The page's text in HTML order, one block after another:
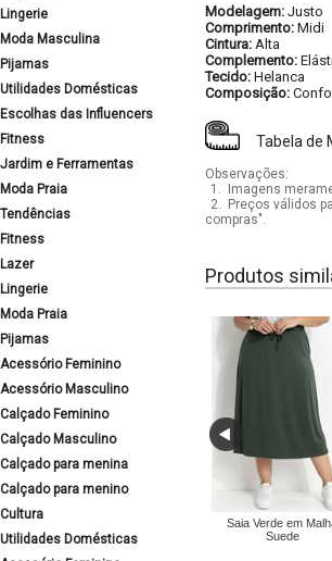
Lingerie
Moda Masculina
Pijamas
Utilidades Domésticas
Escolhas das Influencers
Fitness
Jardim e Ferramentas
Moda Praia
Tendências
Fitness
Lazer
Lingerie
Moda Praia
Pijamas
Acessório Feminino
Acessório Masculino
Calçado Feminino
Calçado Masculino
Calçado para menina
Calçado para menino
Cultura
Utilidades Domésticas
Modelagem: Justo
Comprimento: Midi
Cintura: Alta
Complemento:
Tecido: Helanca
Composição:
Tabela de
Observações:
1.
Imagens
2.
Preços válidos
compras".
Produtos
Saia Verde em
Suede